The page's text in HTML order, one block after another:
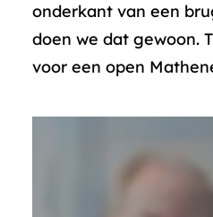
onderkant van een
doen we dat gewoon.
voor een open